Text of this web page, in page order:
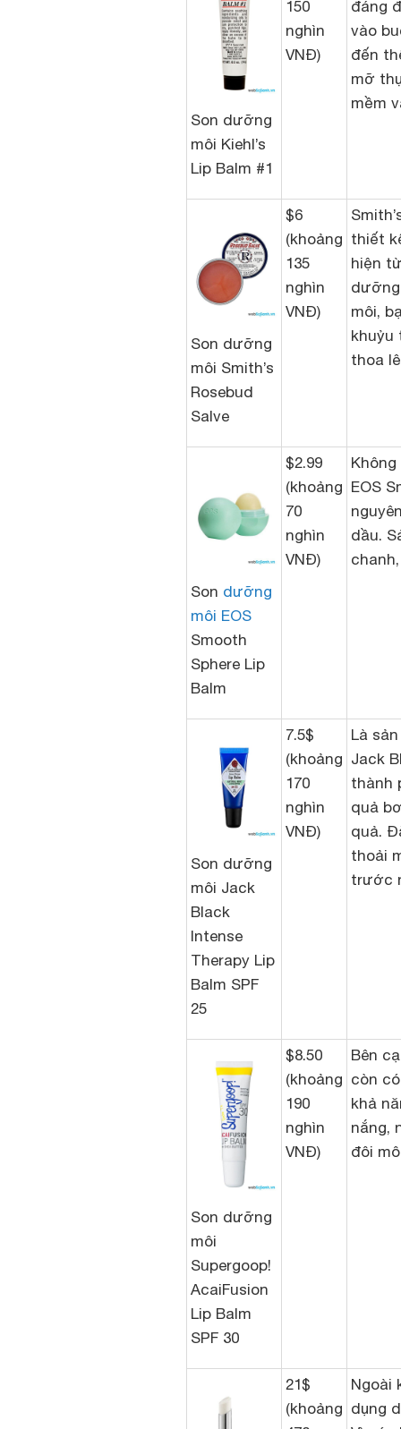
Son dưỡng
môi Kiehl’s
Lip Balm #1
150
nghìn
VNĐ)
đáng
vào
đến
mỡ
mềm
Son dưỡng
môi Smith’s
Rosebud
Salve
$6
(khoảng
135
nghìn
VNĐ)
thiết
hiện
môi,
khuỷu
thoa
Son dưỡng
môi EOS
Smooth
Sphere Lip
Balm
$2.99
(khoảng
70
nghìn
VNĐ)
EOS
dầu.
Son dưỡng
môi Jack
Black
Intense
Therapy Lip
Balm SPF
25
7.5$
(khoảng
170
nghìn
VNĐ)
Là
Jack
thành
quả
quả.
thoải
trước
Son dưỡng
môi
Supergoop!
AcaiFusion
Lip Balm
SPF 30
$8.50
(khoảng
190
nghìn
VNĐ)
Bên
còn
khả
nắng,
đôi
21$
(khoảng
Ngoài
dụng